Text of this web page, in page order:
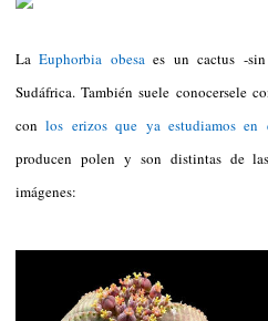
La Euphorbia obesaes un cactus -sin
Sudáfrica. También suele conocersele
con los erizos que ya estudiamos en
producen polen y son distintas de
imágenes: